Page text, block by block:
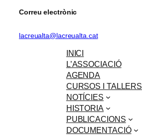
Correu electrònic
lacreualta@lacreualta.cat
INICI
L’ASSOCIACIÓ
AGENDA
CURSOS I TALLERS
NOTÍCIES
HISTORIA
PUBLICACIONS
DOCUMENTACIÓ